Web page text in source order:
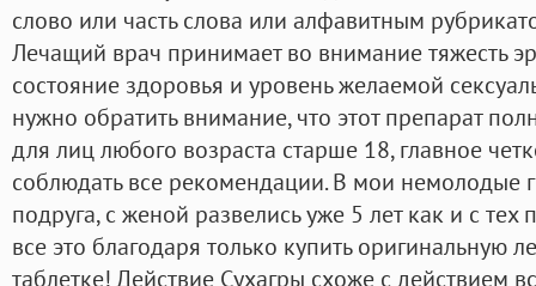
слово или часть слова или алфавитным
Лечащий врач принимает во внимание тяжесть
состояние здоровья и уровень желаемой
нужно обратить внимание, что этот препарат
для лиц любого возраста старше 18, главное
соблюдать все рекомендации. В мои немолодые
подруга, с женой развелись уже 5 лет как и с
все это благодаря только купить оригинальную
таблетке! Действие Сухагры схоже с действием